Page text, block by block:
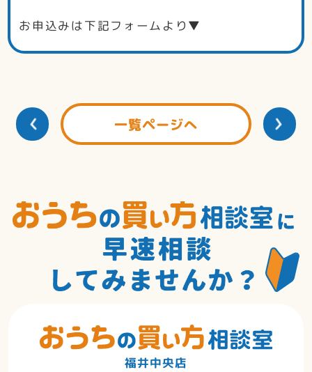
お申込みは下記フォームより▼
一覧ページへ
福井中央店